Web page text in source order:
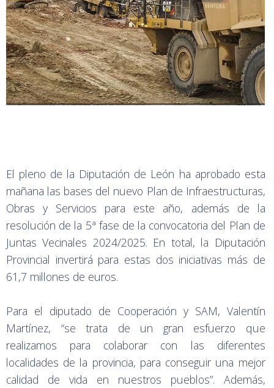
El pleno de la Diputación de León ha aprobado esta
mañana las bases del nuevo Plan de Infraestructuras,
Obras y Servicios para este año, además de la
resolución de la 5ª fase de la convocatoria del Plan de
Juntas Vecinales 2024/2025. En total, la Diputación
Provincial invertirá para estas dos iniciativas más de
61,7 millones de euros.
Para el diputado de Cooperación y SAM, Valentín
Martínez, “se trata de un gran esfuerzo que
realizamos para colaborar con las diferentes
localidades de la provincia, para conseguir una mejor
calidad de vida en nuestros pueblos”. Además,